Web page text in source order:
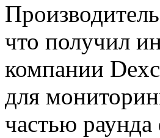
что получил
компании
для
частью